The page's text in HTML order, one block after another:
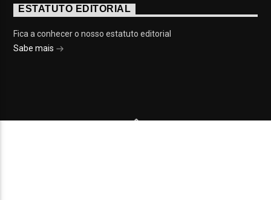
ESTATUTO EDITORIAL
Fica a conhecer o nosso estatuto editorial
Sabe mais